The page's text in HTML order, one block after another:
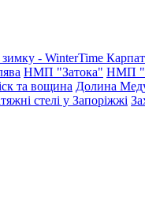
- WinterTime
НМП "Затока" НМП
та вощина Долина
стелі у Запоріжжі